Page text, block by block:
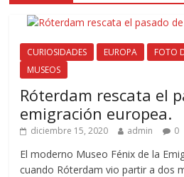
CURIOSIDADES EUROPA FOTO
MUSEOS
Róterdam rescata el
emigración europea.
diciembre 15, 2020 admin 0
El moderno Museo Fénix de la
cuando Róterdam vio partir a dos